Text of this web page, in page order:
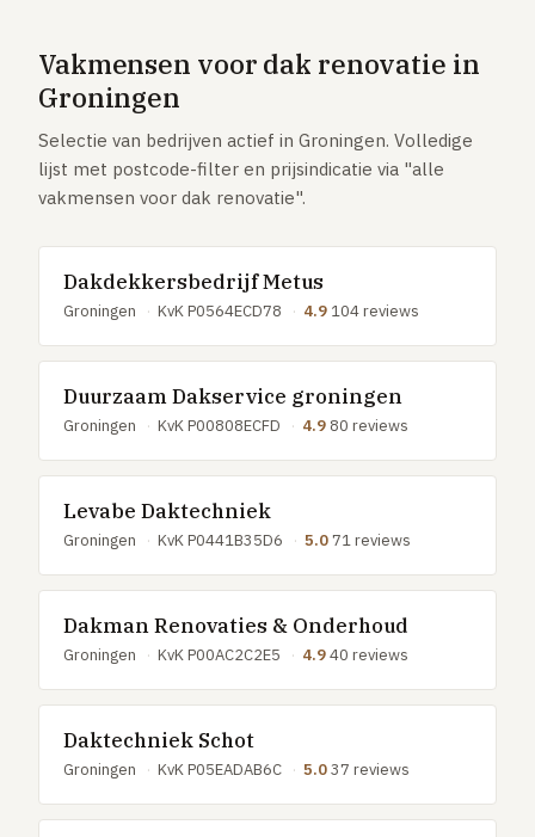
Eerlijke-prijs-checker
Besparingscalculator
Subsidie-checker
Over ons
Inloggen
Vakmensen voor dak renovatie in
Groningen
Selectie van bedrijven actief in Groningen. Volledige
lijst met postcode-filter en prijsindicatie via "alle
vakmensen voor dak renovatie".
Dakdekkersbedrijf Metus
Groningen · KvK P0564ECD78 · 4.9 104 reviews
Duurzaam Dakservice groningen
Groningen · KvK P00808ECFD · 4.9 80 reviews
Levabe Daktechniek
Groningen · KvK P0441B35D6 · 5.071 reviews
Dakman Renovaties & Onderhoud
Groningen · KvK P00AC2C2E5 · 4.940 reviews
Daktechniek Schot
Groningen · KvK P05EADAB6C · 5.037 reviews